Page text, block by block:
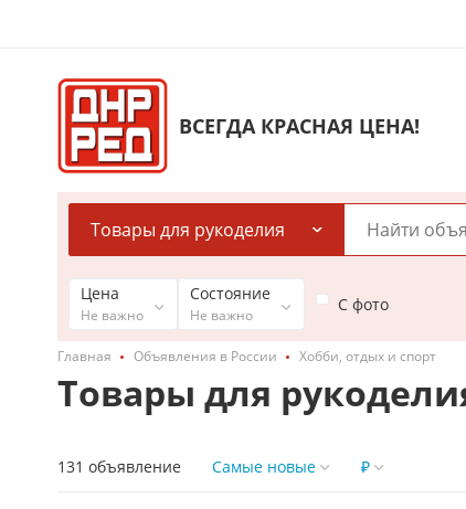
ВСЕГДА КРАСНАЯ ЦЕНА!
Товары для рукоделия
Цена
Не важно
Состояние
Не важно
С фото
Главная Объявления в России Хобби, отдых и спорт
Товары для
131 объявление Самые новые ₽